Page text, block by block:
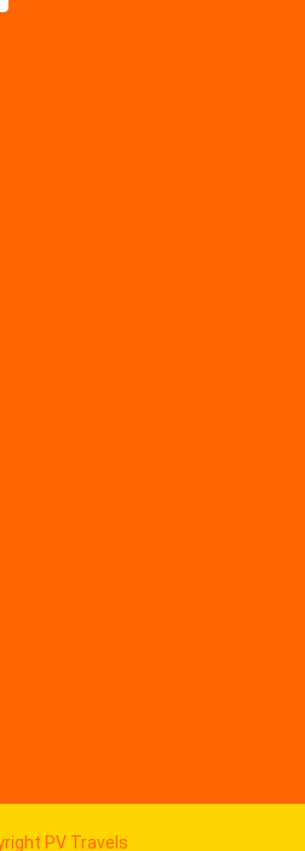
PV Travels